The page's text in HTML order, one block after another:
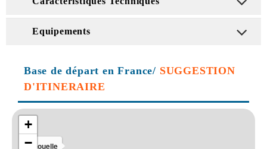
Equipements
Base de départ en France/ SUGGESTION
D'ITINERAIRE